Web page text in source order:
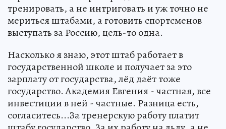
тренировать, а не интриговать и уж точно не
мериться штабами, а готовить спортсменов
выступать за Россию, цель-то одна.
Насколько я знаю, этот штаб работает в
государственной школе и получает за это
зарплату от государства, лёд даёт тоже
государство. Академия Евгения - частная, все
инвестиции в ней - частные. Разница есть,
согласитесь...За тренерскую работу платит